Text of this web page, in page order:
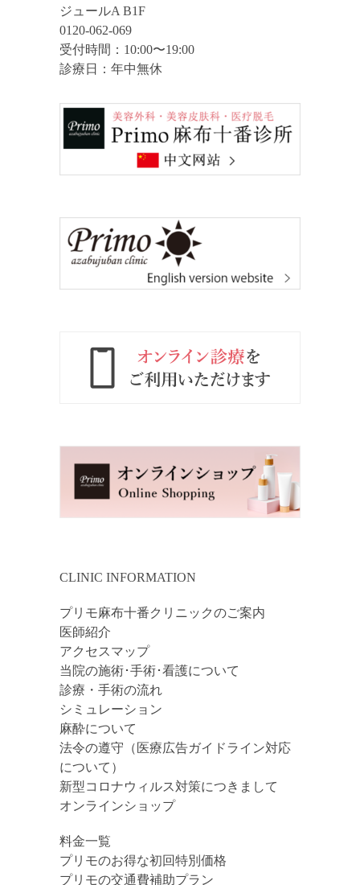
ジュールA B1F
0120-062-069
受付時間：10:00〜19:00
診療日：年中無休
CLINIC INFORMATION
プリモ麻布十番クリニックのご案内
医師紹介
アクセスマップ
当院の施術･手術･看護について
診療・手術の流れ
シミュレーション
麻酔について
法令の遵守（医療広告ガイドライン対応
について）
新型コロナウィルス対策につきまして
オンラインショップ
料金一覧
プリモのお得な初回特別価格
プリモの交通費補助プラン